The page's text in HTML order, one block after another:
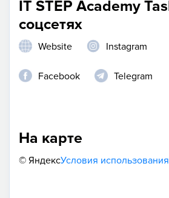
IT STEP Academy
соцсетях
Website Instagram
Facebook Telegram
На карте
© ЯндексУсловия использования